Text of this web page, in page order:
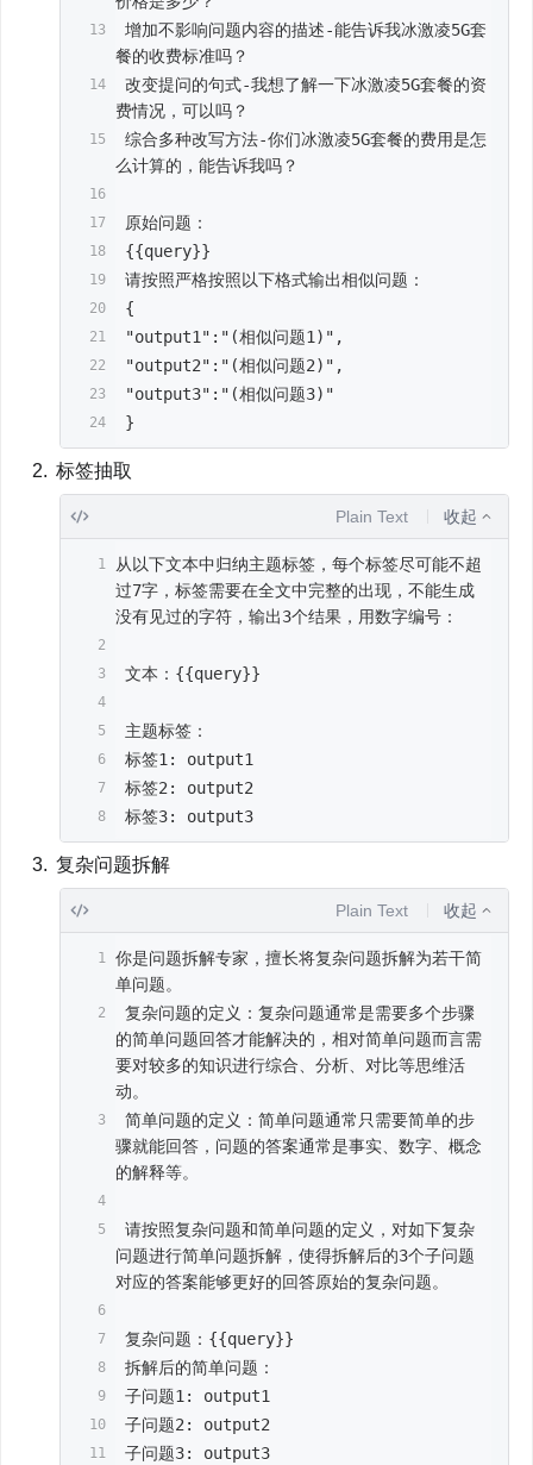
增加不影响问题内容的描述-能告诉我冰激凌5G套
餐的收费标准吗？
改变提问的句式-我想了解一下冰激凌5G套餐的资
费情况，可以吗？
综合多种改写方法-你们冰激凌5G套餐的费用是怎
么计算的，能告诉我吗？
原始问题：
{{query}}
请按照严格按照以下格式输出相似问题：
{
"output1":"(相似问题1)",
"output2":"(相似问题2)",
"output3":"(相似问题3)"
}
标签抽取
Plain Text 收起
从以下文本中归纳主题标签，每个标签尽可能不超
过7字，标签需要在全文中完整的出现，不能生成
没有见过的字符，输出3个结果，用数字编号：
文本：{{query}}
主题标签：
标签1: output1
标签2: output2
标签3: output3
复杂问题拆解
Plain Text 收起
你是问题拆解专家，擅长将复杂问题拆解为若干简
单问题。
复杂问题的定义：复杂问题通常是需要多个步骤
的简单问题回答才能解决的，相对简单问题而言需
要对较多的知识进行综合、分析、对比等思维活
动。
简单问题的定义：简单问题通常只需要简单的步
骤就能回答，问题的答案通常是事实、数字、概念
的解释等。
请按照复杂问题和简单问题的定义，对如下复杂
问题进行简单问题拆解，使得拆解后的3个子问题
对应的答案能够更好的回答原始的复杂问题。
复杂问题：{{query}}
拆解后的简单问题：
子问题1: output1
子问题2: output2
子问题3: output3